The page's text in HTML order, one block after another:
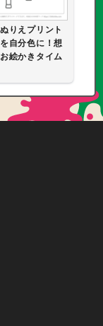
りえプリント
自分色に！想
絵かきタイム